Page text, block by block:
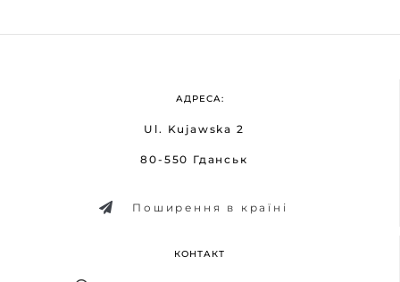
АДРЕСА:
Ul. Kujawska 2
80-550 Гданськ
Поширення в країні
КОНТАКТ